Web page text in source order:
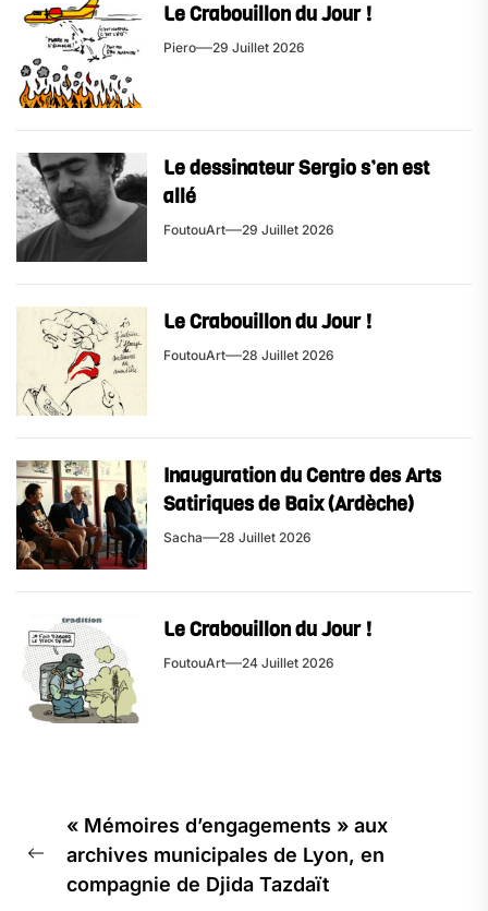
Le Crabouillon du Jour !
Piero 29 Juillet 2026
Le dessinateur Sergio s’en est
allé
FoutouArt 29 Juillet 2026
Le Crabouillon du Jour !
FoutouArt 28 Juillet 2026
Inauguration du Centre des Arts
Satiriques de Baix (Ardèche)
Sacha 28 Juillet 2026
Le Crabouillon du Jour !
FoutouArt 24 Juillet 2026
« Mémoires d’engagements » aux
archives municipales de Lyon, en
compagnie de Djida Tazdaït